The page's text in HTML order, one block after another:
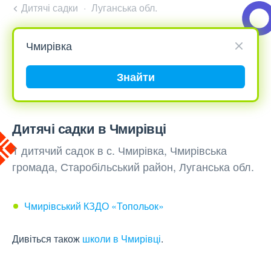
Дитячі садки Луганська обл.
Знайти
Дитячі садки в Чмирівці
1 дитячий садок в с. Чмирівка, Чмирівська
громада, Старобільський район, Луганська обл.
Чмирівський КЗДО «Топольок»
Дивіться також школи в Чмирівці.